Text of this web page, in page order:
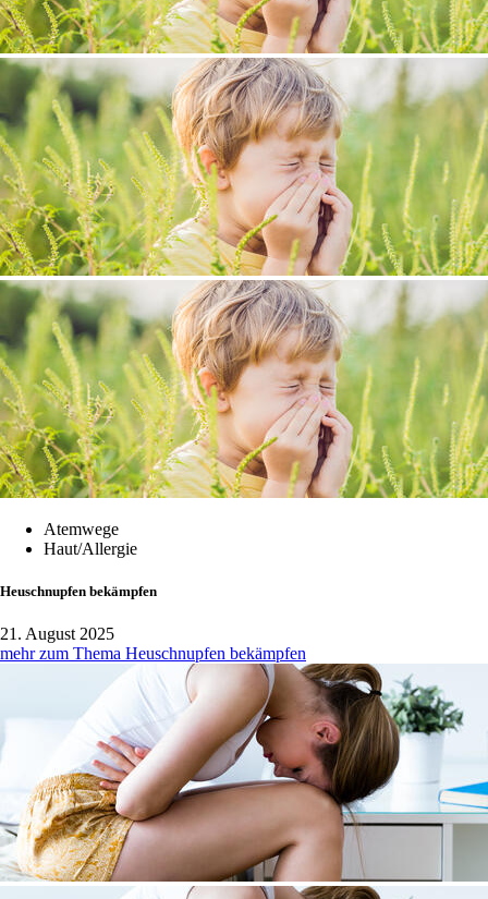
Atemwege
Haut/Allergie
Heuschnupfen bekämpfen
21. August 2025
mehr zum Thema Heuschnupfen bekämpfen